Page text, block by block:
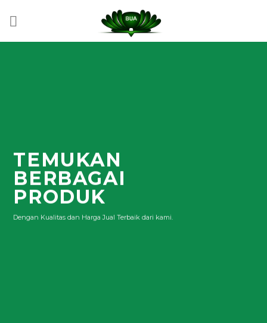
TEMUKAN
BERBAGAI
PRODUK
Dengan Kualitas dan Harga Jual Terbaik dari kami.